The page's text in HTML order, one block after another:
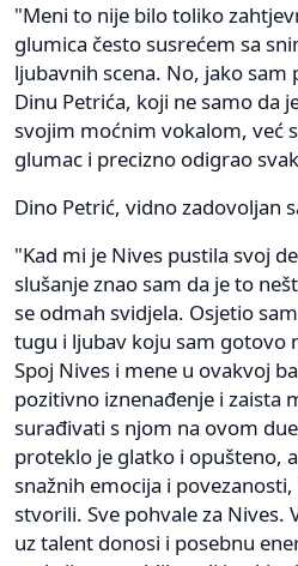
"Meni to nije bilo toliko
glumica često susrećem sa
ljubavnih scena. No, jako
Dinu Petrića, koji ne samo da
svojim moćnim vokalom, već
glumac i precizno odigrao
Dino Petrić, vidno zadovoljan
"Kad mi je Nives pustila svoj
slušanje znao sam da je to
se odmah svidjela. Osjetio
tugu i ljubav koju sam gotovo
Spoj Nives i mene u ovakvoj
pozitivno iznenađenje i zaista
surađivati s njom na ovom
proteklo je glatko i opušteno,
snažnih emocija i
stvorili. Sve pohvale za Nives.
uz talent donosi i posebnu